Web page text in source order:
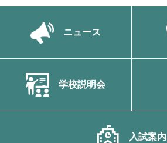
ニュース
学校説明会
入試案内